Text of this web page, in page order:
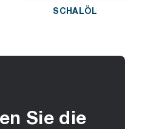
SCHALÖL
Sie die